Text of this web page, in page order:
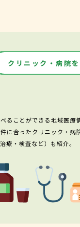
クリニック・病院
ことができる地域医療
合ったクリニック・病
療・検査など）も紹介。